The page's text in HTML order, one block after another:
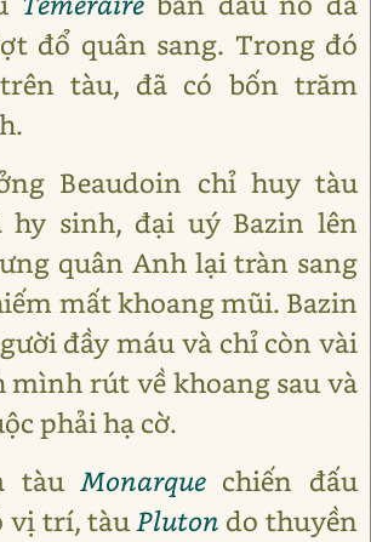
đổ quân sang. Trong đó
tàu, đã có bốn trăm
Beaudoin chỉ huy tàu
sinh, đại uý Bazin lên
quân Anh lại tràn sang
mất khoang mũi. Bazin
đầy máu và chỉ còn vài
mình rút về khoang sau và
phải hạ cờ.
tàuMonarquechiến đấu
vị trí, tàuPluton do thuyền